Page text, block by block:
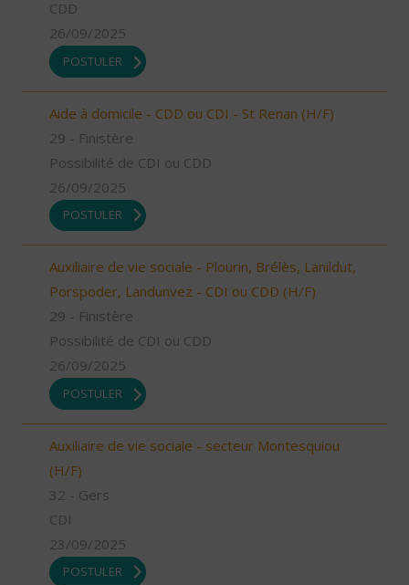
CDD
26/09/2025
POSTULER
Aide à domicile - CDD ou CDI - St Renan (H/F)
29 - Finistère
Possibilité de CDI ou CDD
26/09/2025
POSTULER
Auxiliaire de vie sociale - Plourin, Brélès, Lanildut,
Porspoder, Landunvez - CDI ou CDD (H/F)
29 - Finistère
Possibilité de CDI ou CDD
26/09/2025
POSTULER
Auxiliaire de vie sociale - secteur Montesquiou
(H/F)
32 - Gers
CDI
23/09/2025
POSTULER